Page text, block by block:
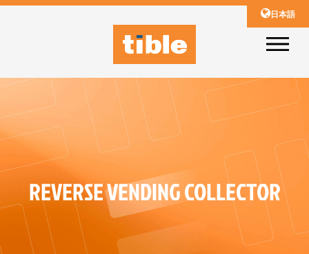
日本語
REVERSE VENDING COLLECTOR